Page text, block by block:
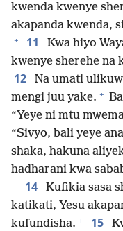
kwenda kwenye
akapanda kwenda,
+ 11 Kwa hiyo
kwenye sherehe na
12
Na umati
mengi juu yake. +
“Yeye ni mtu
“Sivyo, bali yeye
shaka, hakuna
hadharani kwa
14
Kufikia sasa
katikati, Yesu
kufundisha. + 15